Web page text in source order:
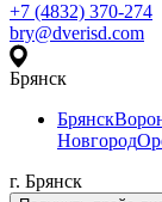
+7 (4832) 370-274
bry@dverisd.com
Брянск
Брянск
Новгород
г. Брянск